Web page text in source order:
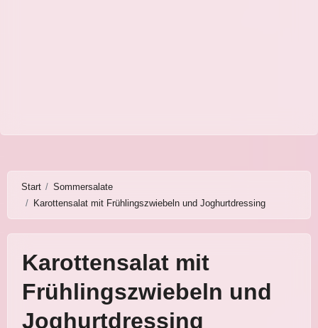
Start
Sommersalate
Karottensalat mit Frühlingszwiebeln und Joghurtdressing
Karottensalat mit
Frühlingszwiebeln und
Joghurtdressing